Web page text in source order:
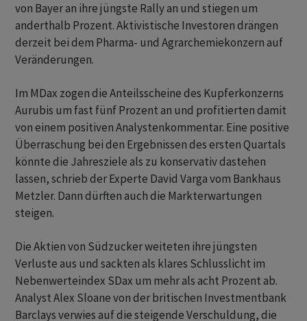
von Bayer an ihre jüngste Rally an und stiegen um
anderthalb Prozent. Aktivistische Investoren drängen
derzeit bei dem Pharma- und Agrarchemiekonzern auf
Veränderungen.
Im MDax zogen die Anteilsscheine des Kupferkonzerns
Aurubis um fast fünf Prozent an und profitierten damit
von einem positiven Analystenkommentar. Eine positive
Überraschung bei den Ergebnissen des ersten Quartals
könnte die Jahresziele als zu konservativ dastehen
lassen, schrieb der Experte David Varga vom Bankhaus
Metzler. Dann dürften auch die Markterwartungen
steigen.
Die Aktien von Südzucker weiteten ihre jüngsten
Verluste aus und sackten als klares Schlusslicht im
Nebenwerteindex SDax um mehr als acht Prozent ab.
Analyst Alex Sloane von der britischen Investmentbank
Barclays verwies auf die steigende Verschuldung, die